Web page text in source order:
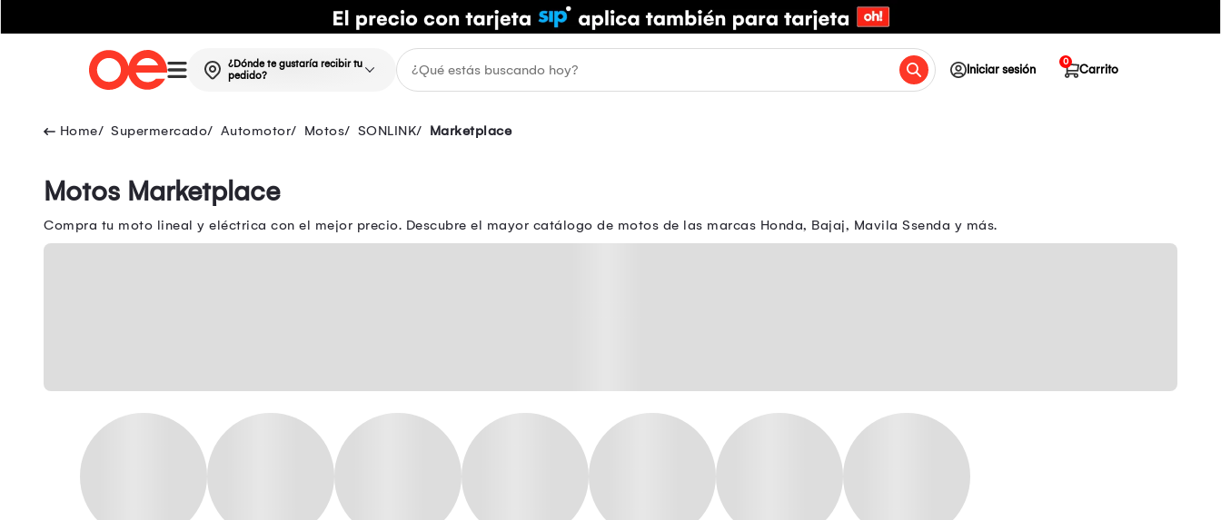
¿Dónde te gustaría recibir tu
pedido?
Iniciar sesión Carrito
0
Supermercado Automotor Motos SONLINK Marketplace
Motos Marketplace
Compra tu moto lineal y eléctrica con el mejor precio. Descubre el mayor catálogo de motos de las marcas Honda, Bajaj, Mavila Ssenda y más.